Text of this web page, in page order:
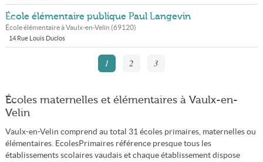
École élémentaire publique Paul Langevin
École élémentaire àVaulx-en-Velin (69120)
14 Rue Louis Duclos
1 2 3
Écoles maternelles et élémentaires à Vaulx-en-
Velin
Vaulx-en-Velin comprend au total 31 écoles primaires, maternelles ou
élémentaires. EcolesPrimaires référence presque tous les
établissements scolaires vaudais et chaque établissement dispose